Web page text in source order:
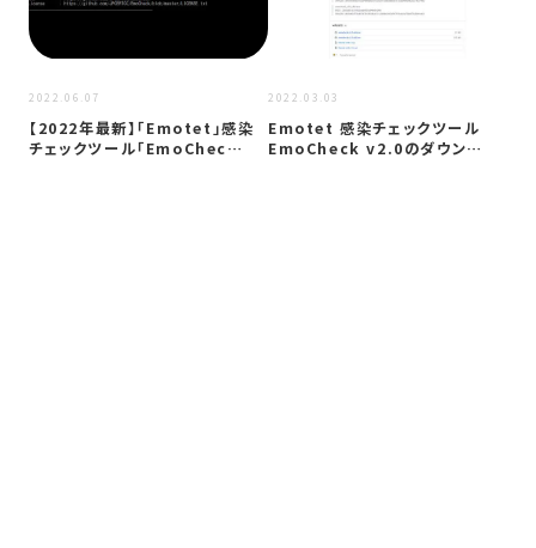
2022.06.07
【2022年最新】「Emotet」感染
チェックツール「EmoChec…
2022.03.03
Emotet 感染チェックツール
EmoCheck v2.0のダウン…